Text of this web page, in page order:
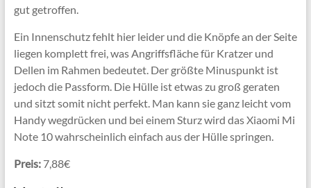
gut getroffen.
Ein Innenschutz fehlt hier leider und die Knöpfe an der Seite
liegen komplett frei, was Angriffsfläche für Kratzer und
Dellen im Rahmen bedeutet. Der größte Minuspunkt ist
jedoch die Passform. Die Hülle ist etwas zu groß geraten
und sitzt somit nicht perfekt. Man kann sie ganz leicht vom
Handy wegdrücken und bei einem Sturz wird das Xiaomi Mi
Note 10 wahrscheinlich einfach aus der Hülle springen.
Preis:7,88€